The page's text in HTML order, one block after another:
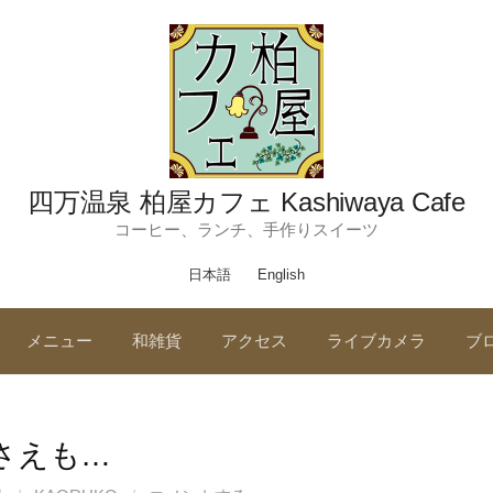
四万温泉 柏屋カフェ Kashiwaya Cafe
コーヒー、ランチ、手作りスイーツ
日本語 English
メニュー 和雑貨 アクセス ライブカメラ ブ
えも…